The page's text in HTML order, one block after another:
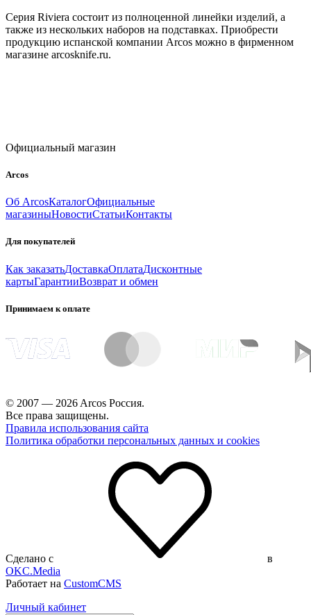
Серия Riviera состоит из полноценной линейки изделий, а
также из нескольких наборов на подставках. Приобрести
продукцию испанской компании Arcos можно в фирменном
магазине arcosknife.ru.
Официальный магазин
Arcos
Об ArcosКаталогОфициальные
магазиныНовостиСтатьиКонтакты
Для покупателей
Как заказатьДоставкаОплатаДисконтные
картыГарантииВозврат и обмен
Принимаем к оплате
© 2007 — 2026 Arcos Россия.
Все права защищены.
Правила использования сайта
Политика обработки персональных данных и cookies
Сделано с
в
OKC.Media
Работает на CustomCMS
Личный кабинет